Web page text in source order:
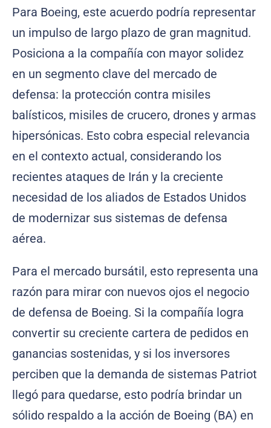
Para Boeing, este acuerdo podría representar
un impulso de largo plazo de gran magnitud.
Posiciona a la compañía con mayor solidez
en un segmento clave del mercado de
defensa: la protección contra misiles
balísticos, misiles de crucero, drones y armas
hipersónicas. Esto cobra especial relevancia
en el contexto actual, considerando los
recientes ataques de Irán y la creciente
necesidad de los aliados de Estados Unidos
de modernizar sus sistemas de defensa
aérea.
Para el mercado bursátil, esto representa una
razón para mirar con nuevos ojos el negocio
de defensa de Boeing. Si la compañía logra
convertir su creciente cartera de pedidos en
ganancias sostenidas, y si los inversores
perciben que la demanda de sistemas Patriot
llegó para quedarse, esto podría brindar un
sólido respaldo a la acción de Boeing (BA) en